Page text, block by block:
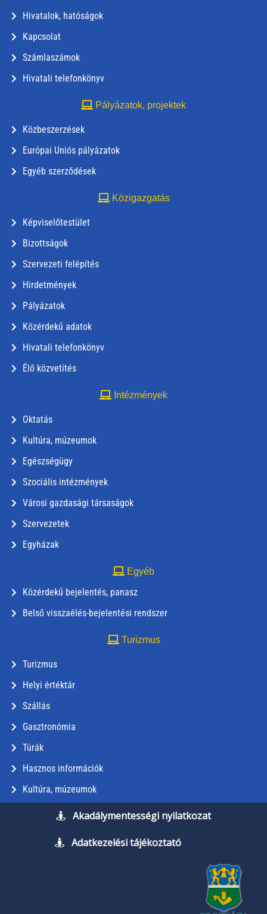
Hivatalok, hatóságok
Kapcsolat
Számlaszámok
Hivatali telefonkönyv
Pályázatok, projektek
Közbeszerzések
Európai Uniós pályázatok
Egyéb szerződések
Közigazgatás
Képviselőtestület
Bizottságok
Szervezeti felépítés
Hirdetmények
Pályázatok
Közérdekű adatok
Hivatali telefonkönyv
Élő közvetítés
Intézmények
Oktatás
Kultúra, múzeumok
Egészségügy
Szociális intézmények
Városi gazdasági társaságok
Szervezetek
Egyházak
Egyéb
Közérdekű bejelentés, panasz
Belső visszaélés-bejelentési rendszer
Turizmus
Turizmus
Helyi értéktár
Szállás
Gasztronómia
Túrák
Hasznos információk
Kultúra, múzeumok
Akadálymentességi nyilatkozat
Adatkezelési tájékoztató